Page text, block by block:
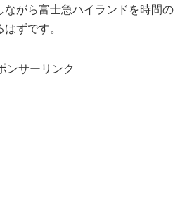
ながら富士急ハイランドを時間の
ずです。
ンサーリンク